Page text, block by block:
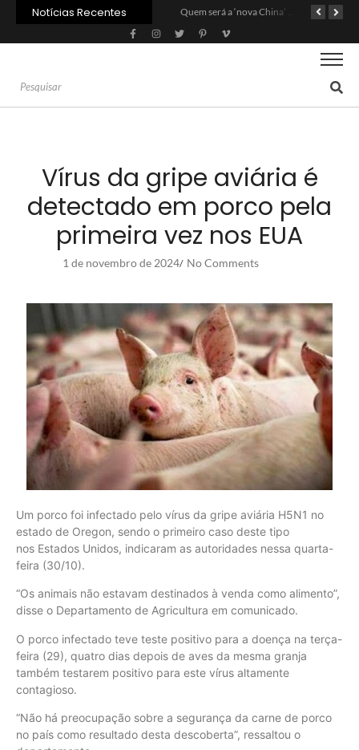
Notícias Recentes Quem será a ‘nova China’ do agro quando o apetite de Pequim acabar?
Vírus da gripe aviária é
detectado em porco pela
primeira vez nos EUA
1 de novembro de 2024/ No Comments
Um porco foi infectado pelo vírus da gripe aviária H5N1 no
estado de Oregon, sendo o primeiro caso deste tipo
nos Estados Unidos, indicaram as autoridades nessa quarta-
feira (30/10).
“Os animais não estavam destinados à venda como alimento”,
disse o Departamento de Agricultura em comunicado.
O porco infectado teve teste positivo para a doença na terça-
feira (29), quatro dias depois de aves da mesma granja
também testarem positivo para este vírus altamente
contagioso.
“Não há preocupação sobre a segurança da carne de porco
no país como resultado desta descoberta”, ressaltou o